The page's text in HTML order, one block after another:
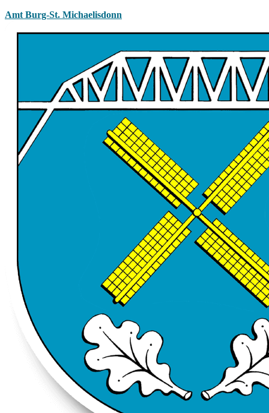
Amt Burg-St. Michaelisdonn